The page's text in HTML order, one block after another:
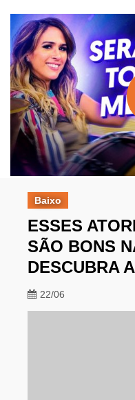
Baixo
ESSES
SÃO BONS
DESCUBRA
22/06